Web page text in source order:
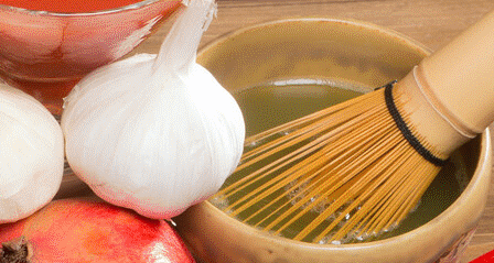
Exporter les lignes sélectionnées
Exporter toutes les colonnes
Exporter uniquement les colonnes affichées
Menu
Ajoutez un logo, un bouton, des réseaux sociaux
Cliquez pour éditer
AK 29 SANTE▴▾